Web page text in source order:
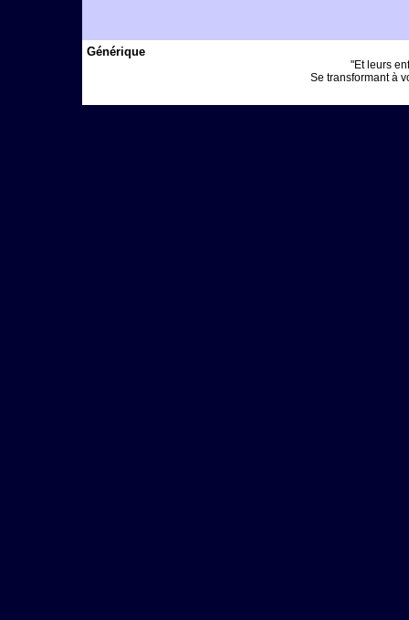
Générique
"Et leurs
Se transformant à